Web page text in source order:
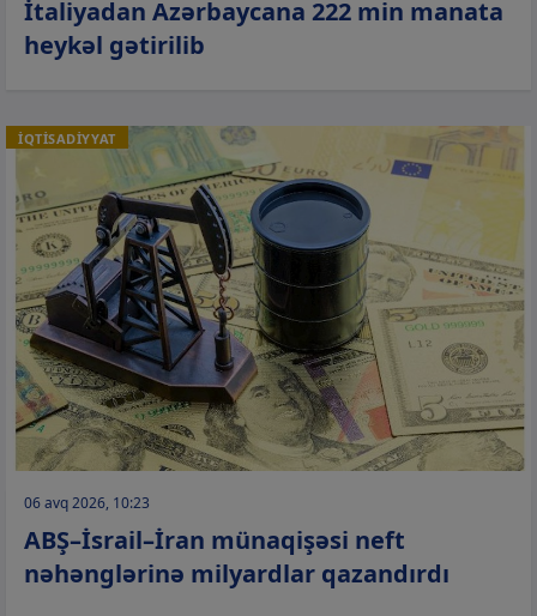
İtaliyadan Azərbaycana 222 min manata
heykəl gətirilib
İQTİSADİYYAT
06 avq 2026, 10:23
ABŞ–İsrail–İran münaqişəsi neft
nəhənglərinə milyardlar qazandırdı